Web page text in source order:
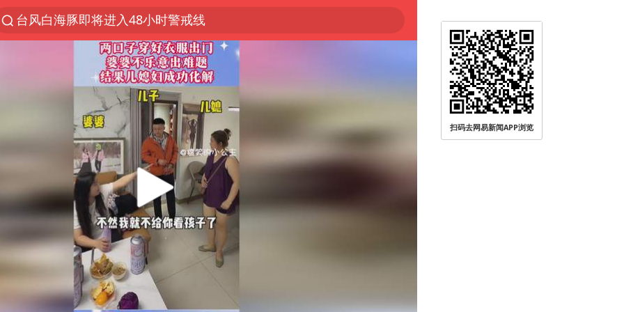
台风白海豚即将进入48小时警戒线
聚“绿”成势，结构转型活力足
台风白海豚影响中国已成定局
80后女柜员获聘4200亿银行副行长
郑国霖回应去景区上班被保安拦下
金饰克价大幅跳涨
多地要求领导干部带头休假
24小时不关空调 电费会更低吗
龚宝冬烈士安葬仪式举行
女子利用漏洞0元买了3千台电器
浙江舟山21条水上客运航线停航
《歌手》歌王之战帮唱嘉宾官宣
扫码去网易新闻APP浏览